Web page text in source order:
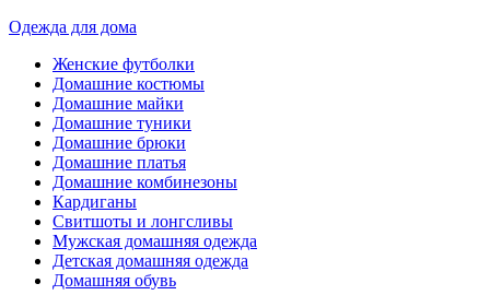
Одежда для дома
Женские футболки
Домашние костюмы
Домашние майки
Домашние туники
Домашние брюки
Домашние платья
Домашние комбинезоны
Кардиганы
Свитшоты и лонгсливы
Мужская домашняя одежда
Детская домашняя одежда
Домашняя обувь